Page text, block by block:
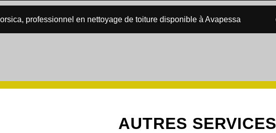
professionnel en nettoyage de toiture disponible à Avapessa
AUTRES SERVICES